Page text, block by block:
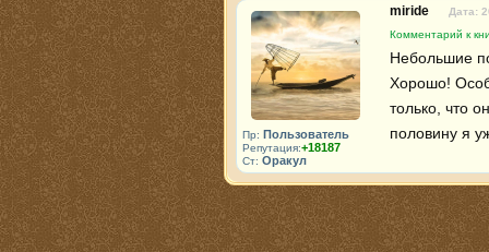
Пр: Пользователь
Репутация:+18187
Ст: Оракул
miride
Дата:
Комментарий к
Небольшие
Хорошо!
только, что
половину я